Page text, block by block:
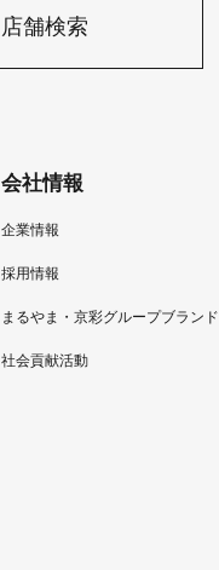
店舗検索
会社情報
企業情報
採用情報
まるやま・京彩グループブランド
社会貢献活動